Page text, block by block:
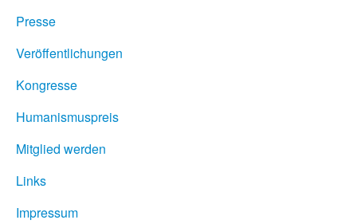
Presse
Veröffentlichungen
Kongresse
Humanismuspreis
Mitglied werden
Links
Impressum